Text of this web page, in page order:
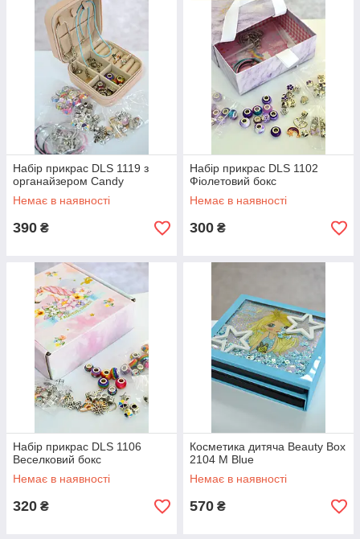
Набір прикрас DLS 1119 з
органайзером Candy
Немає в наявності
390 ₴
Набір прикрас DLS 1102
Фіолетовий бокс
Немає в наявності
300 ₴
Набір прикрас DLS 1106
Веселковий бокс
Немає в наявності
320 ₴
Косметика дитяча Beauty Box
2104 M Blue
Немає в наявності
570 ₴